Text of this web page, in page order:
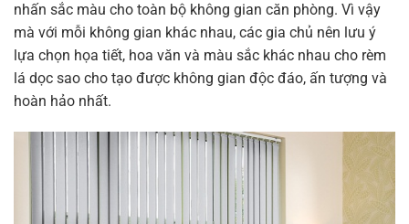
nhấn sắc màu cho toàn bộ không gian căn phòng. Vì vậy
mà với mỗi không gian khác nhau, các gia chủ nên lưu ý
lựa chọn họa tiết, hoa văn và màu sắc khác nhau cho rèm
lá dọc sao cho tạo được không gian độc đáo, ấn tượng và
hoàn hảo nhất.